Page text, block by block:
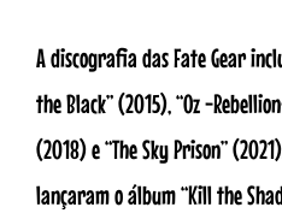
A discografia das Fate Gear
the Black” (2015), “Oz -
(2018) e “The Sky Prison”
lançaram o álbum “Kill the